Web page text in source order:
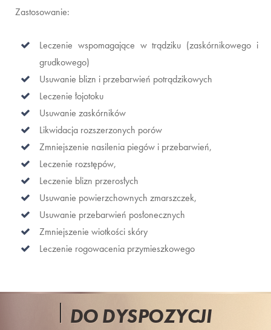
Zastosowanie:
Leczenie wspomagające w trądziku (zaskórnikowego i
grudkowego)
Usuwanie blizn i przebarwień potrądzikowych
Leczenie łojotoku
Usuwanie zaskórników
Likwidacja rozszerzonych porów
Zmniejszenie nasilenia piegów i przebarwień,
Leczenie rozstępów,
Leczenie blizn przerosłych
Usuwanie powierzchownych zmarszczek,
Usuwanie przebarwień posłonecznych
Zmniejszenie wiotkości skóry
Leczenie rogowacenia przymieszkowego
DO DYSPOZYCJI